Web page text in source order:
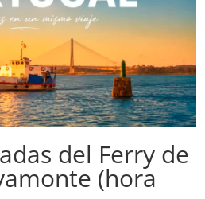
del Ferry de
(hora